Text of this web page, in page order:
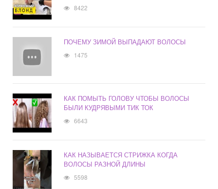
8422
ПОЧЕМУ ЗИМОЙ ВЫПАДАЮТ ВОЛОСЫ
1475
КАК ПОМЫТЬ ГОЛОВУ ЧТОБЫ ВОЛОСЫ
БЫЛИ КУДРЯВЫМИ ТИК ТОК
6643
КАК НАЗЫВАЕТСЯ СТРИЖКА КОГДА
ВОЛОСЫ РАЗНОЙ ДЛИНЫ
5598